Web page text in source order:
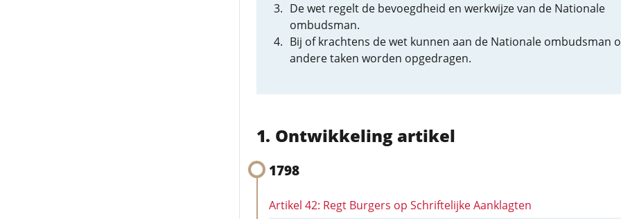
De wet regelt de bevoegdheid en werkwijze van de Nationale
ombudsman.
Bij of krachtens de wet kunnen aan de Nationale ombudsman
andere taken worden opgedragen.
Ontwikkeling artikel
1798
Artikel 42: Regt Burgers op Schriftelijke Aanklagten